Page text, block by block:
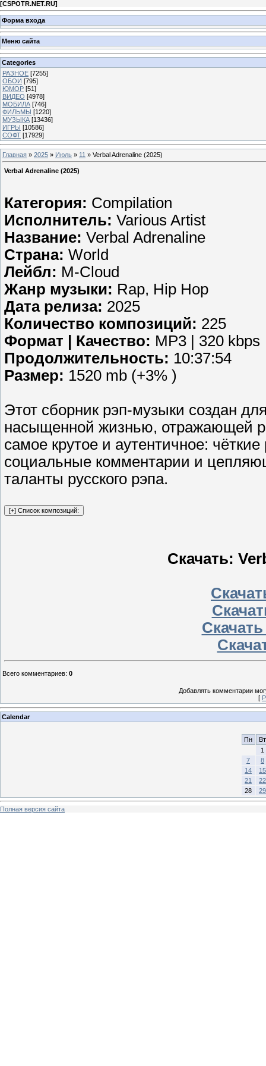
[CSPOTR.NET.RU]
Форма входа
Меню сайта
Categories
РАЗНОЕ [7255]
ОБОИ [795]
ЮМОР [51]
ВИДЕО [4978]
МОБИЛА [746]
ФИЛЬМЫ [1220]
МУЗЫКА [13436]
ИГРЫ [10586]
СОФТ [17929]
Главная » 2025 » Июль » 11 » Verbal Adrenaline (2025)
Verbal Adrenaline (2025)
Категория: Compilation
Исполнитель: Various Artist
Название: Verbal Adrenaline
Страна: World
Лейбл: M-Cloud
Жанр музыки: Rap, Hip Hop
Дата релиза: 2025
Количество композиций: 225
Формат | Качество: MP3 | 320 kbps
Продолжительность: 10:37:54
Размер: 1520 mb (+3% )
Этот сборник рэп-музыки создан
насыщенной жизнью, отражающей
самое крутое и аутентичное:
социальные комментарии и
таланты русского рэпа.
Скачать:
Всего комментариев: 0
Добавлять комментарии
[
Calendar
Пн
Вт
1
7
8
14
15
21
22
28
29
Полная версия сайта